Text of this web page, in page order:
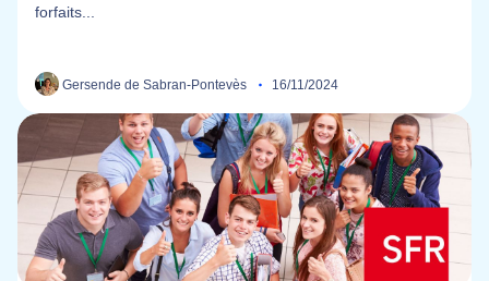
forfaits...
Gersende de Sabran-Pontevès 16/11/2024